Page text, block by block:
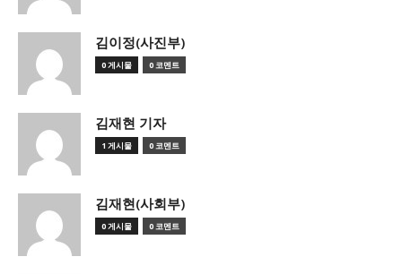
김이정(사진부)
0 게시물 0 코멘트
김재현 기자
1 게시물 0 코멘트
김재현(사회부)
0 게시물 0 코멘트